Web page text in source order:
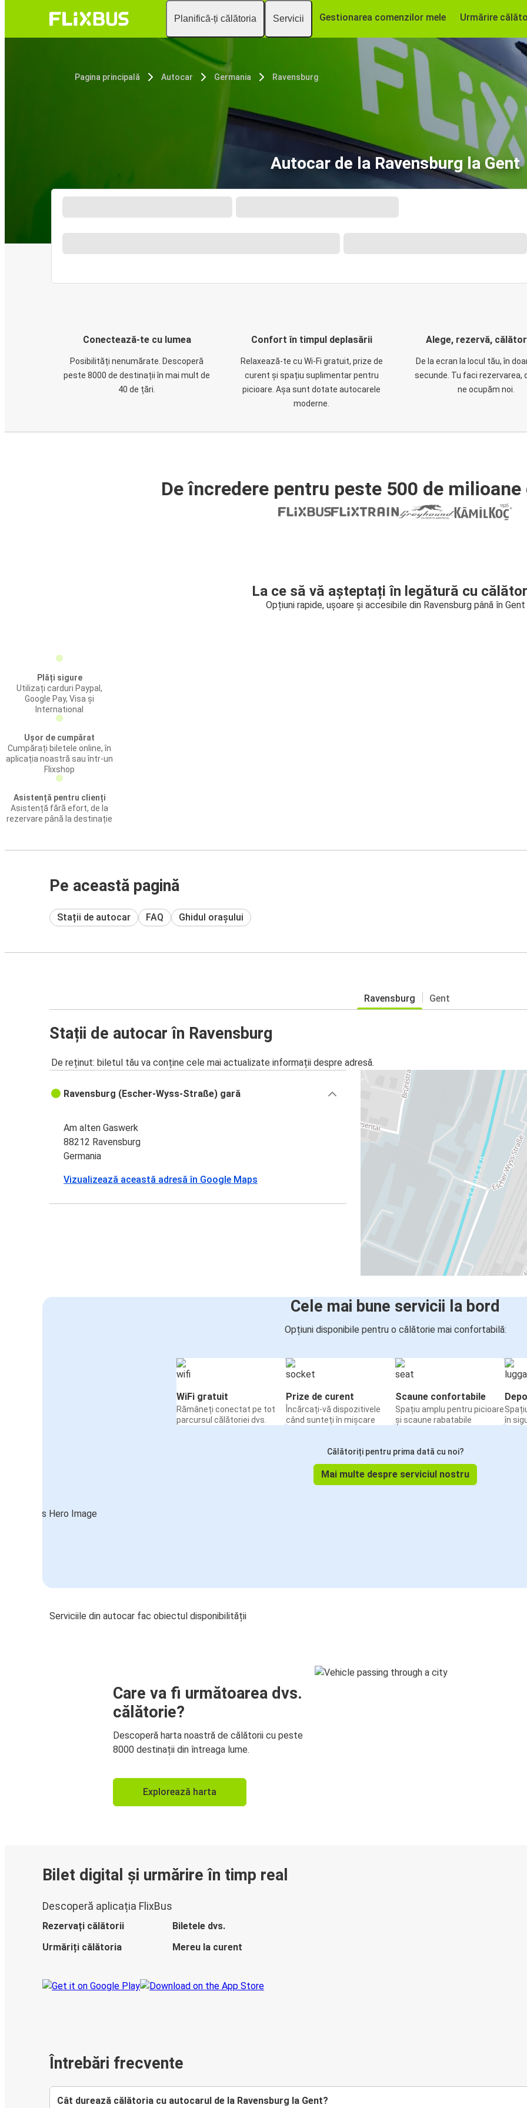
Planifică-ți călătoria Servicii Gestionarea comenzilor mele Urmărire
Pagina principală Autocar Germania Ravensburg
Autocar de la Ravensburg la Gent
Conectează-te cu lumea
Posibilități nenumărate. Descoperă
peste 8000 de destinații în mai mult de
40 de țări.
Confort în timpul deplasării
Relaxează-te cu Wi-Fi gratuit, prize de
curent și spațiu suplimentar pentru
picioare. Așa sunt dotate autocarele
moderne.
Alege, rezervă,
De la ecran la locul tău, în
secunde. Tu faci rezervarea,
ne ocupăm noi.
De încredere pentru peste 500 de milioane
La ce să vă așteptați în legătură cu
Opțiuni rapide, ușoare și accesibile din Ravensburg până în Gent
Plăți sigure
Utilizați carduri Paypal,
Google Pay, Visa și
International
Ușor de cumpărat
Cumpărați biletele online, în
aplicația noastră sau într-un
Flixshop
Asistență pentru clienți
Asistență fără efort, de la
rezervare până la destinație
Pe această pagină
Stații de autocar FAQ Ghidul orașului
Ravensburg Gent
Stații de autocar în Ravensburg
De reținut: biletul tău va conține cele mai actualizate informații despre adresă.
Ravensburg (Escher-Wyss-Straße) gară
Am alten Gaswerk
88212 Ravensburg
Germania
Vizualizează această adresă în Google Maps
Cele mai bune servicii la bord
Opțiuni disponibile pentru o călătorie mai confortabilă:
WiFi gratuit
Rămâneți conectat pe tot
parcursul călătoriei dvs.
Prize de curent
Încărcați-vă dispozitivele
când sunteți în mișcare
Scaune confortabile
Spațiu amplu pentru picioare
și scaune rabatabile
în
Călătoriți pentru prima dată cu noi?
Mai multe despre serviciul nostru
Serviciile din autocar fac obiectul disponibilității
Care va fi următoarea dvs.
călătorie?
Descoperă harta noastră de călătorii cu peste
8000 destinații din întreaga lume.
Explorează harta
Bilet digital și urmărire în timp real
Descoperă aplicația FlixBus
Rezervați călătorii
Biletele dvs.
Urmăriți călătoria
Mereu la curent
Întrebări frecvente
Cât durează călătoria cu autocarul de la Ravensburg la Gent?